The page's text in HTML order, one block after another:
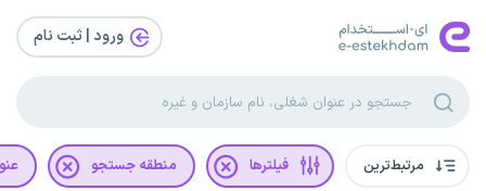
ورود | ثبت‌ نام
مرتبط‌ترین فیلترها منطقه جستجو